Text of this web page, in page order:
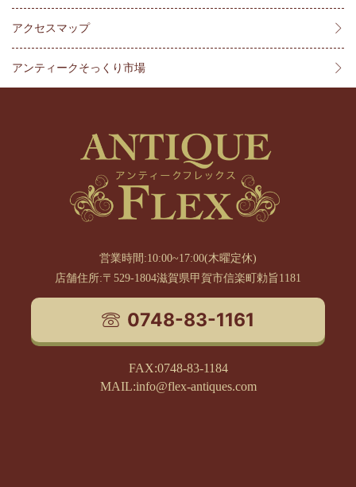
アクセスマップ
アンティークそっくり市場
営業時間:10:00~17:00(木曜定休)
店舗住所:〒529-1804滋賀県甲賀市信楽町勅旨1181
0748-83-1161
FAX:0748-83-1184
MAIL:info@flex-antiques.com